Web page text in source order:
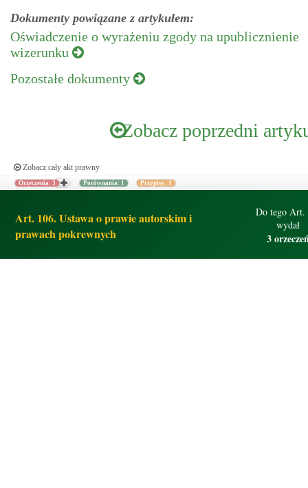
Dokumenty powiązane z artykułem:
Oświadczenie o wyrażeniu zgody na upublicznienie
wizerunku
Pozostałe dokumenty
Zobacz poprzedni
Zobacz cały akt prawny
Orzeczenia: 3 Porównania: 1 Przypisy: 1
Art. 106. Ustawa o prawie autorskim i
prawach pokrewnych
Do tego Art.
wydał
3